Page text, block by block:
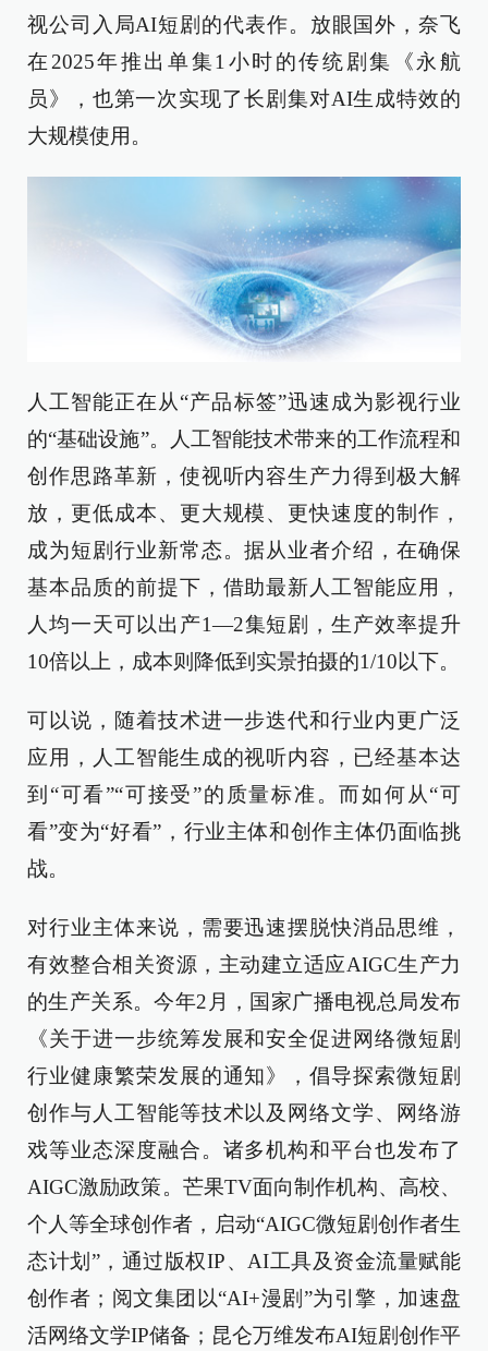
视公司入局AI短剧的代表作。放眼国外，奈飞
在2025年推出单集1小时的传统剧集《永航
员》，也第一次实现了长剧集对AI生成特效的
大规模使用。
人工智能正在从“产品标签”迅速成为影视行业
的“基础设施”。人工智能技术带来的工作流程和
创作思路革新，使视听内容生产力得到极大解
放，更低成本、更大规模、更快速度的制作，
成为短剧行业新常态。据从业者介绍，在确保
基本品质的前提下，借助最新人工智能应用，
人均一天可以出产1—2集短剧，生产效率提升
10倍以上，成本则降低到实景拍摄的1/10以下。
可以说，随着技术进一步迭代和行业内更广泛
应用，人工智能生成的视听内容，已经基本达
到“可看”“可接受”的质量标准。而如何从“可
看”变为“好看”，行业主体和创作主体仍面临挑
战。
对行业主体来说，需要迅速摆脱快消品思维，
有效整合相关资源，主动建立适应AIGC生产力
的生产关系。今年2月，国家广播电视总局发布
《关于进一步统筹发展和安全促进网络微短剧
行业健康繁荣发展的通知》，倡导探索微短剧
创作与人工智能等技术以及网络文学、网络游
戏等业态深度融合。诸多机构和平台也发布了
AIGC激励政策。芒果TV面向制作机构、高校、
个人等全球创作者，启动“AIGC微短剧创作者生
态计划”，通过版权IP、AI工具及资金流量赋能
创作者；阅文集团以“AI+漫剧”为引擎，加速盘
活网络文学IP储备；昆仑万维发布AI短剧创作平